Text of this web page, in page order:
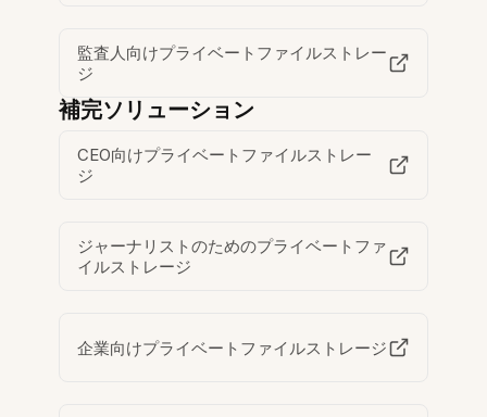
監査人向けプライベートファイルストレー
ジ
補完ソリューション
CEO向けプライベートファイルストレー
ジ
ジャーナリストのためのプライベートファ
イルストレージ
企業向けプライベートファイルストレージ